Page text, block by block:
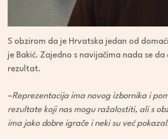
S obzirom da je Hrvatska jedan od
je Bakić. Zajedno s navijačima nada se
rezultat.
–Reprezentacija ima novog izbornika i
rezultate koji nas mogu ražalostiti, ali s
ima jako dobre igrače i neki su već